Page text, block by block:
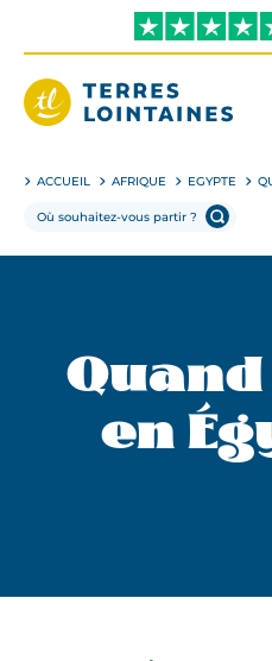
directement
contenu
ACCUEIL AFRIQUE EGYPTE
en